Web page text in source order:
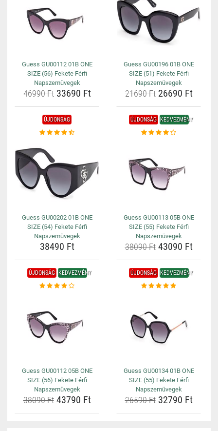
Guess GU00112 01B ONE
SIZE (56) Fekete Férfi
Napszemüvegek
46990 Ft33690 Ft
Guess GU00196 01B ONE
SIZE (51) Fekete Férfi
Napszemüvegek
21690 Ft26690 Ft
ÚJDONSÁG
Guess GU00202 01B ONE
SIZE (54) Fekete Férfi
Napszemüvegek
38490 Ft
ÚJDONSÁG KEDVEZMÉNY
Guess GU00113 05B ONE
SIZE (55) Fekete Férfi
Napszemüvegek
38090 Ft43090 Ft
ÚJDONSÁG KEDVEZMÉNY
Guess GU00112 05B ONE
SIZE (56) Fekete Férfi
Napszemüvegek
38090 Ft43790 Ft
ÚJDONSÁG KEDVEZMÉNY
Guess GU00134 01B ONE
SIZE (55) Fekete Férfi
Napszemüvegek
26590 Ft32790 Ft